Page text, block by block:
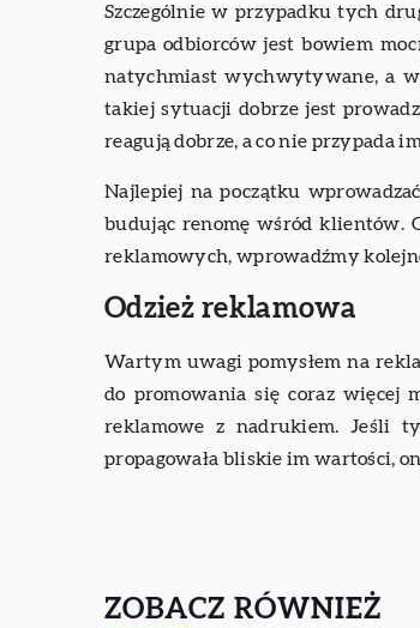
Szczególnie w przypadku tych
grupa odbiorców jest bowiem
natychmiast wychwytywane, a
takiej sytuacji dobrze jest
reagują dobrze, a co nie przypada
Najlepiej na początku
budując renomę wśród klientów.
reklamowych, wprowadźmy
Odzież reklamowa
Wartym uwagi pomysłem na
do promowania się coraz więcej
reklamowe z nadrukiem. Jeśli
propagowała bliskie im wartości,
ZOBACZ RÓWNIEŻ